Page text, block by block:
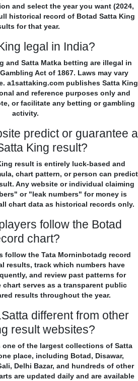
and select the year you want (2024,
historical record of Botad Satta King
for that year.
legal in India?
and Satta Matka betting are illegal in
Act of 1867. Laws may vary
a1sattaking.com publishes Satta King
and reference purposes only and
or facilitate any betting or gambling
activity.
predict or guarantee a
King result?
result is entirely luck-based and
chart pattern, or person can predict
Any website or individual claiming
or "leak numbers" for money is
chart data as historical records only.
follow the Botad
chart?
follow the Tata Morninbotadg record
results, track which numbers have
and review past patterns for
chart serves as a transparent public
results throughout the year.
different from other
result websites?
of the largest collections of Satta
place, including Botad, Disawar,
Delhi Bazar, and hundreds of other
are updated daily and are available